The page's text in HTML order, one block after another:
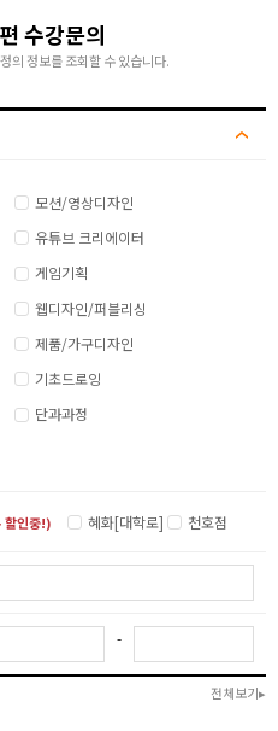
수강문의
의 정보를 조회할 수 있습니다.
모션/영상디자인
유튜브 크리에이터
게임기획
웹디자인/퍼블리싱
제품/가구디자인
기초드로잉
단과과정
할인중!) 혜화[대학로] 천호점
-
전체보기